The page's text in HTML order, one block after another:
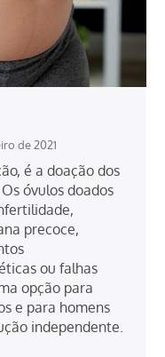
de 2021
é a doação dos
óvulos doados
precoce,
ou falhas
opção para
e para homens
independente.